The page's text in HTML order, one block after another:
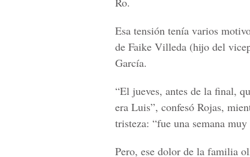
Esa tensión tenía varios
de Faike Villeda (hijo del
García.
“El jueves, antes de la final,
era Luis”, confesó Rojas,
tristeza: “fue una semana muy
Pero, ese dolor de la familia